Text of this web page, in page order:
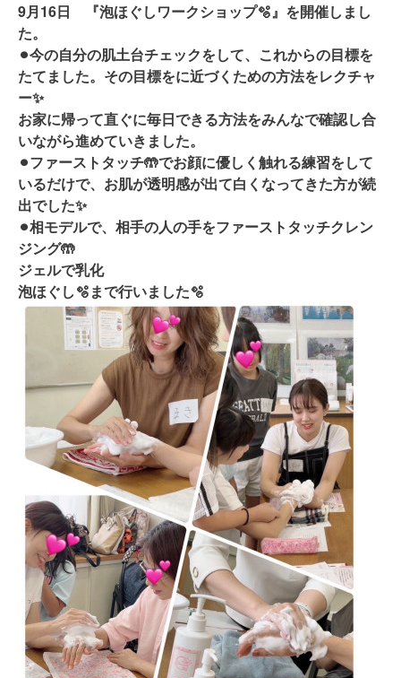
9月16日 『泡ほぐしワークショップ🫧』を開催しまし
た。
⚫︎今の自分の肌土台チェックをして、これからの目標を
たてました。その目標をに近づくための方法をレクチャ
ー✨
お家に帰って直ぐに毎日できる方法をみんなで確認し合
いながら進めていきました。
⚫︎ファーストタッチ🤲でお顔に優しく触れる練習をして
いるだけで、お肌が透明感が出て白くなってきた方が続
出でした✨
⚫︎相モデルで、相手の人の手をファーストタッチクレン
ジング🤲
ジェルで乳化
泡ほぐし🫧まで行いました🫧